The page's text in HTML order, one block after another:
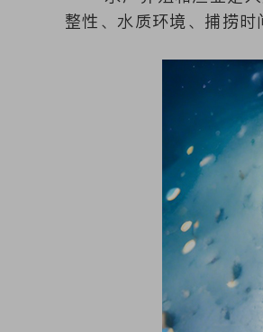
整性、水质环境、捕捞时